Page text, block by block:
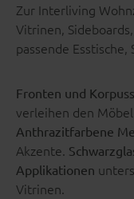
Zur Interliving
Vitrinen,
passende
Fronten und
verleihen den
Anthrazitfarbene
Akzente.
Applikationen
Vitrinen.